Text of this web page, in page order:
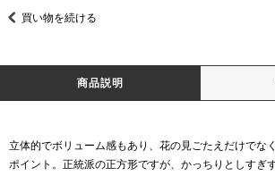
買い物を続ける
商品説明
立体的でボリューム感もあり、花の見ごたえだけでな
ポイント。正統派の正方形ですが、かっちりとしすぎ